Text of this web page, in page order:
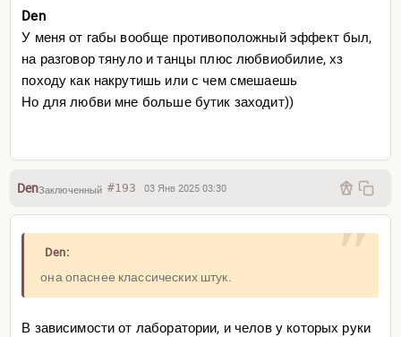
Den
У меня от габы вообще противоположный эффект был,
на разговор тянуло и танцы плюс любвиобилие, хз
походу как накрутишь или с чем смешаешь
Но для любви мне больше бутик заходит))
DenЗаключенный #193 03 Янв 2025 03:30
Den:
она опаснее классических штук.
В зависимости от лаборатории, и челов у которых руки